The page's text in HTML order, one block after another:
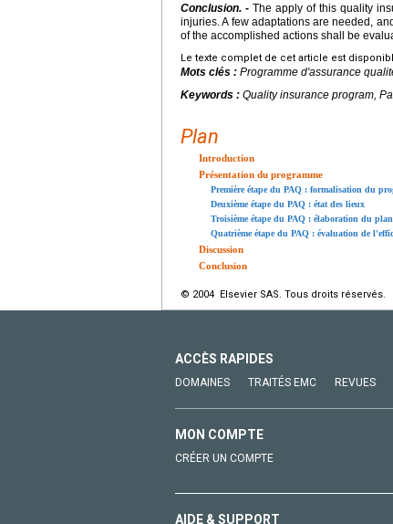
Conclusion. - The apply of this quality
injuries. A few adaptations are needed,
of the accomplished actions shall be
Le texte complet de cet article est
Mots clés : Programme d'assurance
Keywords : Quality insurance program,
Plan
Introduction
Présentation du programme
Première étape du PAQ : formalisation du
Deuxième étape du PAQ : état des lieux
Troisième étape du PAQ : élaboration du
Quatrième étape du PAQ : évaluation de
Discussion
Conclusion
© 2004 Elsevier SAS. Tous droits réservés.
ACCÈS RAPIDES
DOMAINES TRAITÉS EMC REVUES
MON COMPTE
CRÉER UN COMPTE
AIDE & SUPPORT